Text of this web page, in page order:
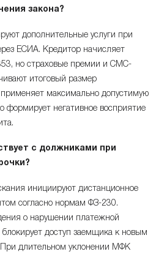
закона?
дополнительные услуги при
ЕСИА. Кредитор начисляет
но страховые премии и СМС-
итоговый размер
максимально допустимую
формирует негативное восприятие
с должниками при
инициируют дистанционное
согласно нормам ФЗ-230.
о нарушении платежной
доступ заемщика к новым
При длительном уклонении МФК